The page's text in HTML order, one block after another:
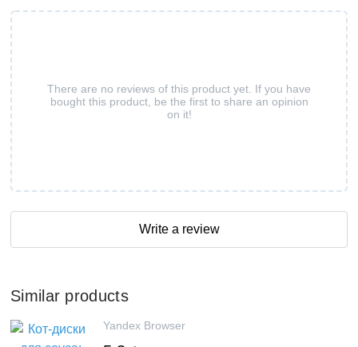
There are no reviews of this product yet. If you have
bought this product, be the first to share an opinion
on it!
Write a review
Similar products
Yandex Browser